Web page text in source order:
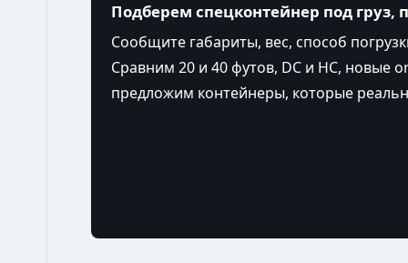
Подберем спецконтейнер под груз,
Сообщите габариты, вес, способ
Сравним 20 и 40 футов, DC и HC, новые
предложим контейнеры, которые